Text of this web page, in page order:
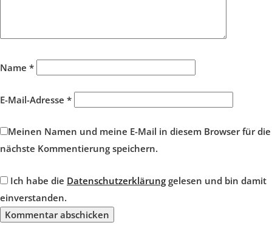
Name *
E-Mail-Adresse *
Meinen Namen und meine E-Mail in diesem Browser für die
nächste Kommentierung speichern.
Ich habe die Datenschutzerklärung gelesen und bin damit
einverstanden.